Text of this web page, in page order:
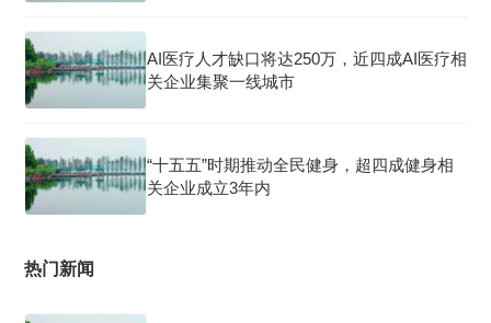
AI医疗人才缺口将达250万，近四成AI医疗相
关企业集聚一线城市
“十五五”时期推动全民健身，超四成健身相
关企业成立3年内
热门新闻